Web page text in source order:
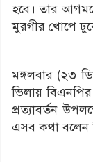
হবে। তার
মুরগীর খোপে
মঙ্গলবার (২৩
ভিলায় বিএনপির
প্রত্যাবর্তন
এসব কথা বলেন